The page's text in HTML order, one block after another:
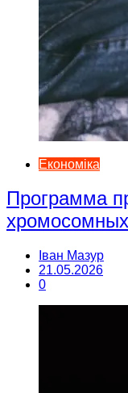
Економіка
Программа
Іван Мазур
21.05.2026
0